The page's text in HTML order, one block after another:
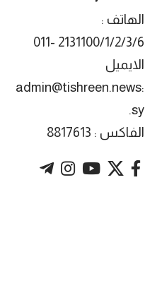
الهاتف :
2131100/1/2/3/6 -011
الايميل
:admin@tishreen.news
.sy
الفاكس : 8817613